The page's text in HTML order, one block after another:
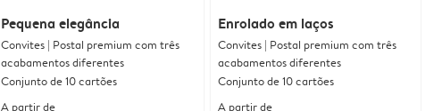
Pequena elegância
Convites | Postal premium com três
acabamentos diferentes
Conjunto de 10 cartões
A partir de
Enrolado em laços
Convites | Postal premium com três
acabamentos diferentes
Conjunto de 10 cartões
A partir de